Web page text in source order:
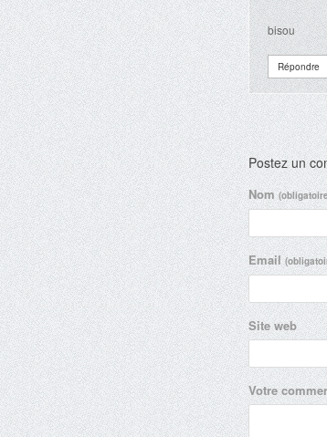
bisou
Répondre
Postez un
Nom
Email
Site web
Votre